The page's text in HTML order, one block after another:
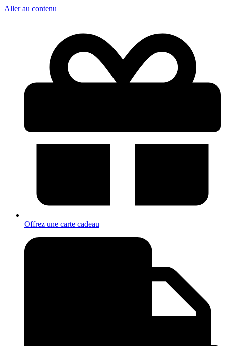
Aller au contenu
Offrez une carte cadeau